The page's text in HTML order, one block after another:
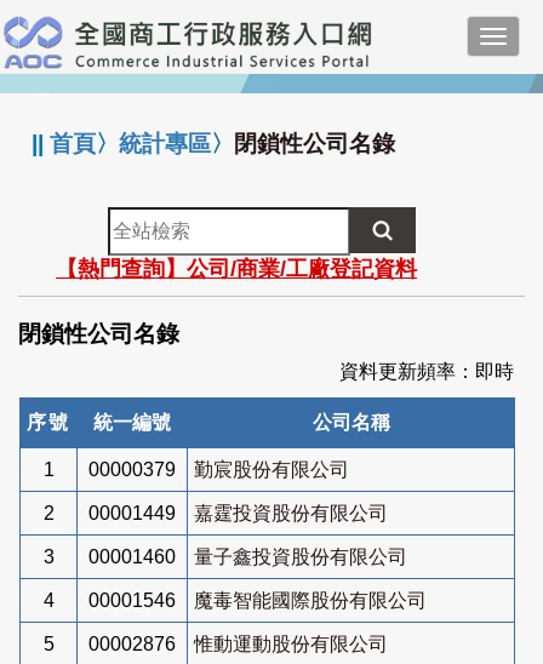
跳
到
主
要
:::
||首頁〉統計專區〉 閉鎖性公司名錄
全
站
檢
索
【熱門查詢】公司/商業/工廠登記資料
閉鎖性公司名錄
資料更新頻率：即時
序號 統一編號 公司名稱
1 00000379 勤宸股份有限公司
2 00001449 嘉霆投資股份有限公司
3 00001460 量子鑫投資股份有限公司
4 00001546 魔毒智能國際股份有限公司
5 00002876 惟動運動股份有限公司